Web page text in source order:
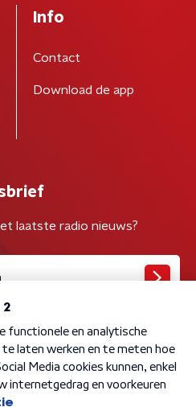
Info
Contact
Download de app
laatste radio nieuws?